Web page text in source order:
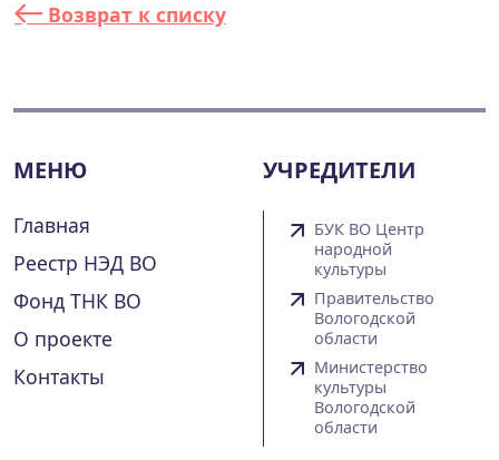
Возврат к списку
МЕНЮ
Главная
Реестр НЭД ВО
Фонд ТНК ВО
О проекте
Контакты
УЧРЕДИТЕЛИ
БУК ВО Центр
народной
культуры
Правительство
Вологодской
области
Министерство
культуры
Вологодской
области